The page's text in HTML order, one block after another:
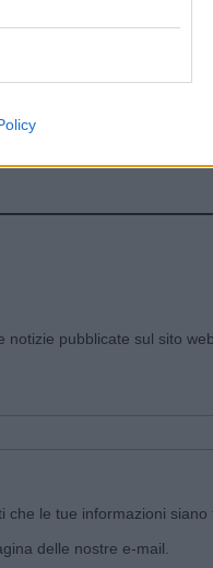
notizie pubblicate sul sito
che le tue informazioni siano
delle nostre e-mail.